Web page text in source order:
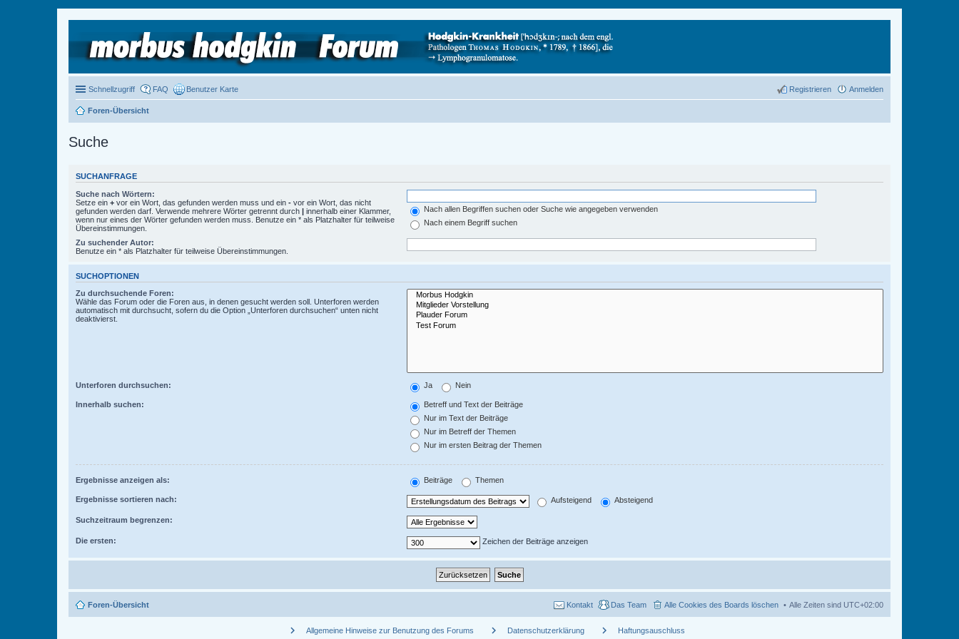
Schnellzugriff FAQ Benutzer Karte Anmelden
Registrieren
Foren-Übersicht
Suche
SUCHANFRAGE
Suche nach Wörtern:
Setze ein + vor ein Wort, das gefunden werden muss und ein - vor ein Wort, das nicht
gefunden werden darf. Verwende mehrere Wörter getrennt durch | innerhalb einer Klammer,
wenn nur eines der Wörter gefunden werden muss. Benutze ein * als Platzhalter für teilweise
Übereinstimmungen.
Nach allen Begriffen suchen oder Suche wie angegeben verwenden
Nach einem Begriff suchen
Zu suchender Autor:
Benutze ein * als Platzhalter für teilweise Übereinstimmungen.
SUCHOPTIONEN
Zu durchsuchende Foren:
Wähle das Forum oder die Foren aus, in denen gesucht werden soll. Unterforen werden
automatisch mit durchsucht, sofern du die Option „Unterforen durchsuchen“ unten nicht
deaktivierst.
Unterforen durchsuchen: Ja Nein
Innerhalb suchen:
Betreff und Text der Beiträge
Nur im Text der Beiträge
Nur im Betreff der Themen
Nur im ersten Beitrag der Themen
Ergebnisse anzeigen als: Beiträge Themen
Ergebnisse sortieren nach: Aufsteigend Absteigend
Suchzeitraum begrenzen:
Die ersten: Zeichen der Beiträge anzeigen
Foren-Übersicht Alle Zeiten sind UTC+02:00
Alle Cookies des Boards löschen
Das Team
Kontakt
chevron_right Allgemeine Hinweise zur Benutzung des Forums chevron_right Datenschutzerklärung chevron_right Haftungsauschluss